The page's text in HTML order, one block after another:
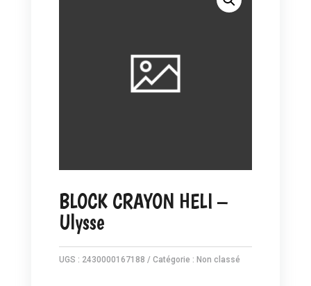
BLOCK CRAYON HELI –
Ulysse
UGS : 2430000167188 Catégorie : Non classé